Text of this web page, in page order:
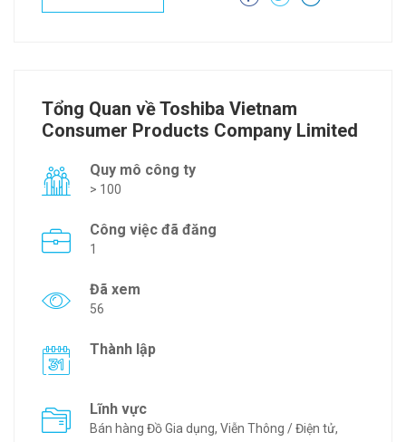
Tổng Quan về Toshiba Vietnam
Consumer Products Company Limited
Quy mô công ty
> 100
Công việc đã đăng
1
Đã xem
56
Thành lập
Lĩnh vực
Bán hàng Đồ Gia dụng, Viễn Thông / Điện tử,